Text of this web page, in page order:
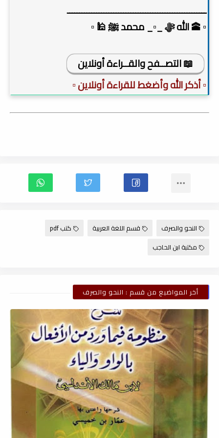
ـــــــــــــــــــــــــــــــــــــــــــــــــــــــــ
▫️ 🕋 الله ﷻ _▫️_ محمد ﷺ 🕌 ▫️
📖 التصــفح والقــراءة أونلاين
▫️ أذكر الله وأضغط للقراءة أونلاين ▫️
النحو والصرف قسم اللغة العربية
كتب pdf
مكتبة ابن الحاجب
أخر المواضيع من قسم : النحو والصرف